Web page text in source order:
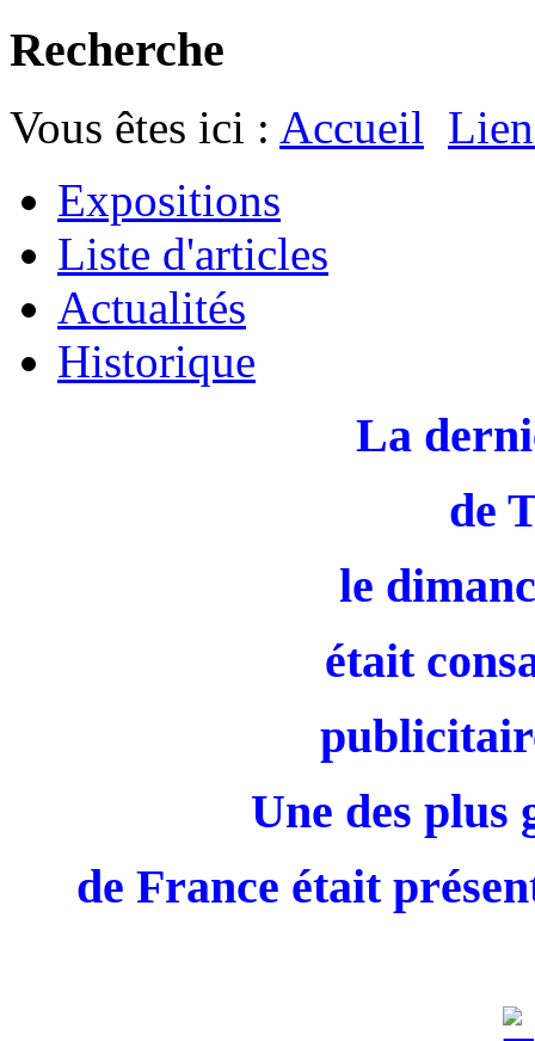
Recherche
Vous êtes ici : Accueil
Expositions
Liste d'articles
Actualités
Historique
La
de
le
était
Une des plus
de France était